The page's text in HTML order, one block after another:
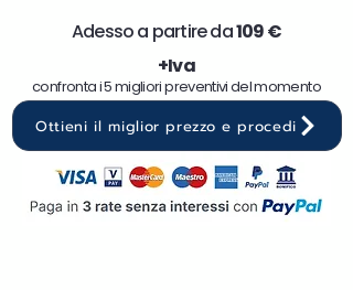
Adesso a partire da109 €
+Iva
confronta i 5 migliori preventivi del momento
Ottieni il miglior prezzo e procedi